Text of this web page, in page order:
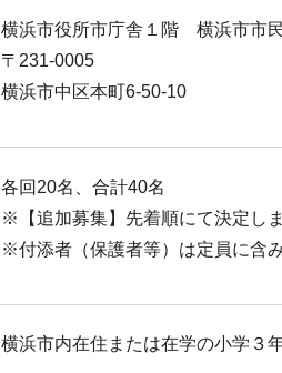
横浜市役所市庁舎１階 横浜市市
〒231-0005
横浜市中区本町6-50-10
各回20名、合計40名
※【追加募集】先着順にて決定しま
※付添者（保護者等）は定員に含み
横浜市内在住または在学の小学３